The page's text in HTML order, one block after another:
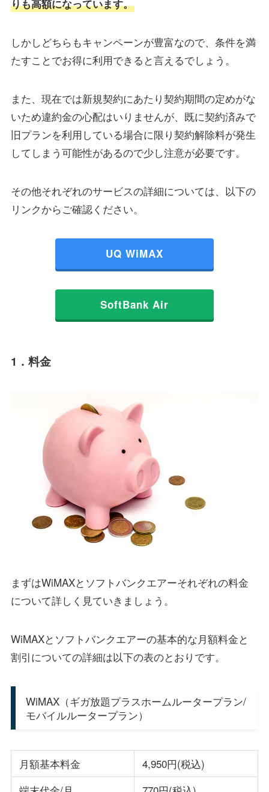
りも高額になっています。
しかしどちらもキャンペーンが豊富なので、条件を満
たすことでお得に利用できると言えるでしょう。
また、現在では新規契約にあたり契約期間の定めがな
いため違約金の心配はいりませんが、既に契約済みで
旧プランを利用している場合に限り契約解除料が発生
してしまう可能性があるので少し注意が必要です。
その他それぞれのサービスの詳細については、以下の
リンクからご確認ください。
UQ WiMAX
SoftBank Air
1．料金
まずはWiMAXとソフトバンクエアーそれぞれの料金
について詳しく見ていきましょう。
WiMAXとソフトバンクエアーの基本的な月額料金と
割引についての詳細は以下の表のとおりです。
WiMAX（ギガ放題プラスホームルータープラン/
モバイルルータープラン）
月額基本料金
4,950円(税込)